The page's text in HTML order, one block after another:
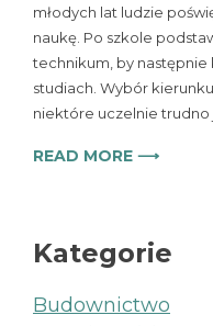
młodych lat ludzie
naukę. Po szkole
technikum, by następnie
studiach. Wybór
niektóre uczelnie trudno
READ MORE ⟶
po
Kategorie
Budownictwo